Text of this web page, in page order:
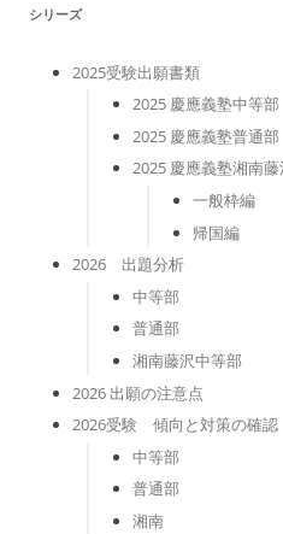
シリーズ
2025受験出願書類
2025 慶應義塾中等
2025 慶應義塾普通
2025 慶應義塾湘南
一般枠編
帰国編
2026 出題分析
中等部
普通部
湘南藤沢中等部
2026 出願の注意点
2026受験 傾向と対策の確認
中等部
普通部
湘南